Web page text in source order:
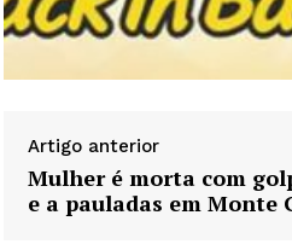
Artigo anterior
Mulher é morta com
e a pauladas em Monte